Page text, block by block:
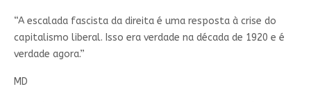
“A escalada fascista da direita é uma resposta à crise do
capitalismo liberal. Isso era verdade na década de 1920 e é
verdade agora.”
MD